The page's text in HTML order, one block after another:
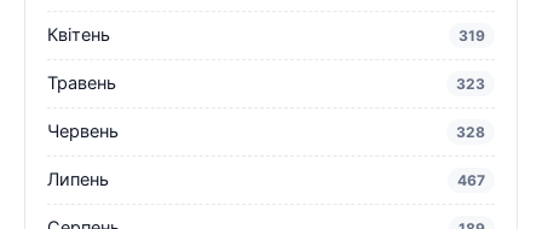
Квітень 319
Травень 323
Червень 328
Липень 467